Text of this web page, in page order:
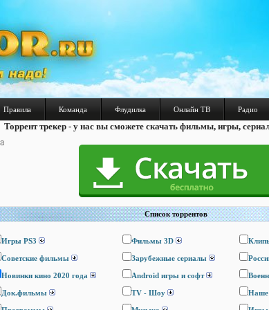
Правила Команда Флудилка Онлайн ТВ Радио
Торрент трекер - у нас вы сможете скачать фильмы, игры,
Список торрентов
Игры PS3 Фильмы 3D
Cоветские фильмы Зарубежные сериалы
Новинки кино 2020 года Android игры и софт
Док.фильмы TV - Шоу Наше